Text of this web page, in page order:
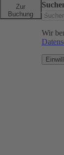
Zur
Buchung
Wir